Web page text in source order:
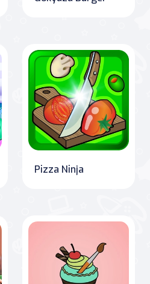
Pizza Ninja